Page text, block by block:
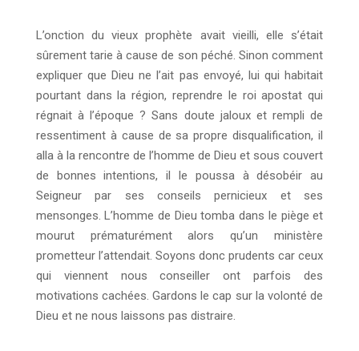
L’onction du vieux prophète avait vieilli, elle s’était
sûrement tarie à cause de son péché. Sinon comment
expliquer que Dieu ne l’ait pas envoyé, lui qui habitait
pourtant dans la région, reprendre le roi apostat qui
régnait à l’époque ? Sans doute jaloux et rempli de
ressentiment à cause de sa propre disqualification, il
alla à la rencontre de l’homme de Dieu et sous couvert
de bonnes intentions, il le poussa à désobéir au
Seigneur par ses conseils pernicieux et ses
mensonges. L’homme de Dieu tomba dans le piège et
mourut prématurément alors qu’un ministère
prometteur l’attendait. Soyons donc prudents car ceux
qui viennent nous conseiller ont parfois des
motivations cachées. Gardons le cap sur la volonté de
Dieu et ne nous laissons pas distraire.